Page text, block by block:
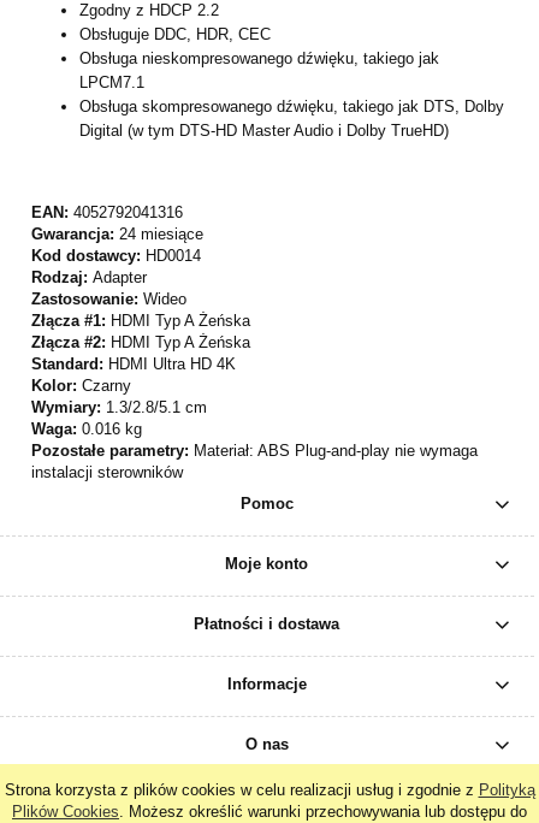
Strona korzysta z plików cookies w celu realizacji usług i zgodnie z Polityką
Plików Cookies. Możesz określić warunki przechowywania lub dostępu do
Zgodny z HDCP 2.2
Obsługuje DDC, HDR, CEC
Obsługa nieskompresowanego dźwięku, takiego jak
LPCM7.1
Obsługa skompresowanego dźwięku, takiego jak DTS, Dolby
Digital (w tym DTS-HD Master Audio i Dolby TrueHD)
EAN: 4052792041316
Gwarancja: 24 miesiące
Kod dostawcy: HD0014
Rodzaj: Adapter
Zastosowanie: Wideo
Złącza #1: HDMI Typ A Żeńska
Złącza #2: HDMI Typ A Żeńska
Standard: HDMI Ultra HD 4K
Kolor: Czarny
Wymiary: 1.3/2.8/5.1 cm
Waga: 0.016 kg
Pozostałe parametry: Materiał: ABS Plug-and-play nie wymaga
instalacji sterowników
Pomoc
Moje konto
Płatności i dostawa
Informacje
O nas
pokaż pełną wersję strony